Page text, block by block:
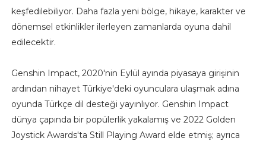
keşfedilebiliyor. Daha fazla yeni bölge, hikaye, karakter ve
dönemsel etkinlikler ilerleyen zamanlarda oyuna dahil
edilecektir.
Genshin Impact, 2020'nin Eylül ayında piyasaya girişinin
ardından nihayet Türkiye'deki oyunculara ulaşmak adına
oyunda Türkçe dil desteği yayınlıyor. Genshin Impact
dünya çapında bir popülerlik yakalamış ve 2022 Golden
Joystick Awards'ta Still Playing Award elde etmiş; ayrıca